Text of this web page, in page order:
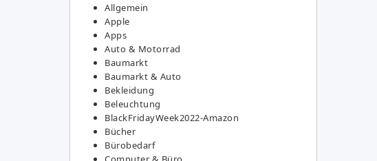
Allgemein
Apple
Apps
Auto & Motorrad
Baumarkt
Baumarkt & Auto
Bekleidung
Beleuchtung
BlackFridayWeek2022-Amazon
Bücher
Bürobedarf